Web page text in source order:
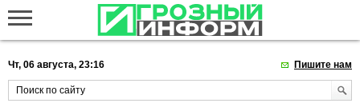
Чт, 06 августа, 23:16 Пишите нам